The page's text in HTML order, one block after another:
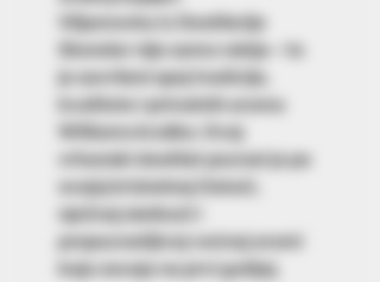
Viljamovka iz Destilerije
Skender
nije samo rakija – to
je savršeni spoj tradicije,
kvalitete i prirodnih aroma
Williams kruške. Ovaj
vrhunski destilat poznat je po
svojoj kristalnoj čistoći,
nježnoj slatkoći i
prepoznatljivoj voćnoj aromi
koja osvaja na prvi gutljaj.